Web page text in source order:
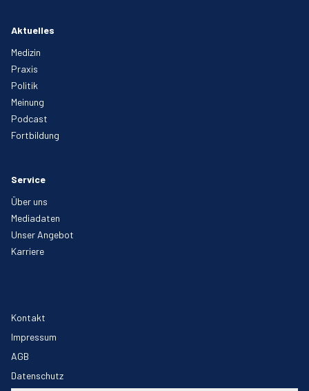
Aktuelles
Medizin
Praxis
Politik
Meinung
Podcast
Fortbildung
Service
Über uns
Mediadaten
Unser Angebot
Karriere
Kontakt
Impressum
AGB
Datenschutz